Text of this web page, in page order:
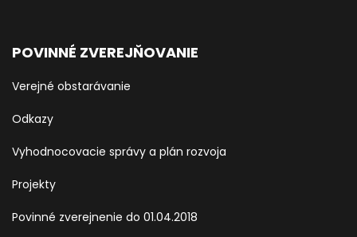
POVINNÉ ZVEREJŇOVANIE
Verejné obstarávanie
Odkazy
Vyhodnocovacie správy a plán rozvoja
Projekty
Povinné zverejnenie do 01.04.2018